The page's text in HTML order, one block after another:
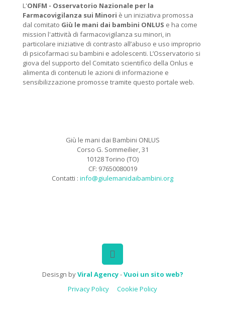
L'ONFM - Osservatorio Nazionale per la
Farmacovigilanza sui Minori è un iniziativa promossa
dal comitato Giù le mani dai bambini ONLUS e ha come
mission l'attività di farmacovigilanza su minori, in
particolare iniziative di contrasto all’abuso e uso improprio
di psicofarmaci su bambini e adolescenti. L’Osservatorio si
giova del supporto del Comitato scientifico della Onlus e
alimenta di contenuti le azioni di informazione e
sensibilizzazione promosse tramite questo portale web.
Giù le mani dai Bambini ONLUS
Corso G. Sommeilier, 31
10128 Torino (TO)
CF: 97650080019
Contatti : info@giulemanidaibambini.org
Desisgn byViral Agency-Vuoi un sito web?
Privacy Policy
Cookie Policy